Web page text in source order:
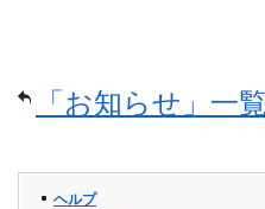
「お知らせ」一覧
ヘルプ